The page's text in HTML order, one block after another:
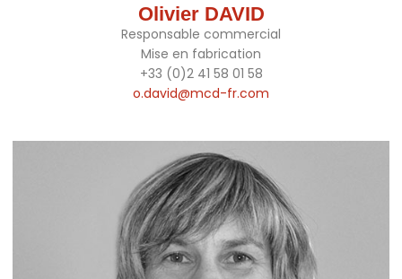
Olivier DAVID
Responsable commercial
Mise en fabrication
+33 (0)2 41 58 01 58
o.david@mcd-fr.com